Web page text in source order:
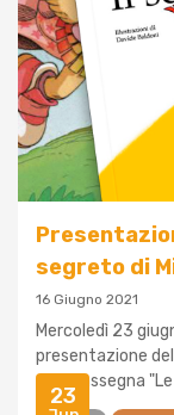
23
segreto di
16 Giugno 2021
Mercoledì 23
presentazione
della rassegna